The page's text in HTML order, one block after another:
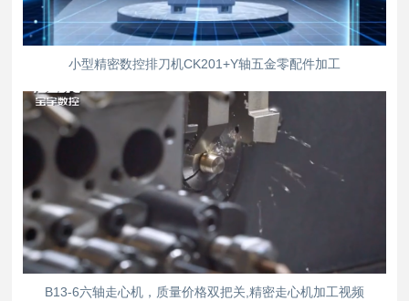
小型精密数控排刀机CK201+Y轴五金零配件加工
B13-6六轴走心机，质量价格双把关,精密走心机加工视频